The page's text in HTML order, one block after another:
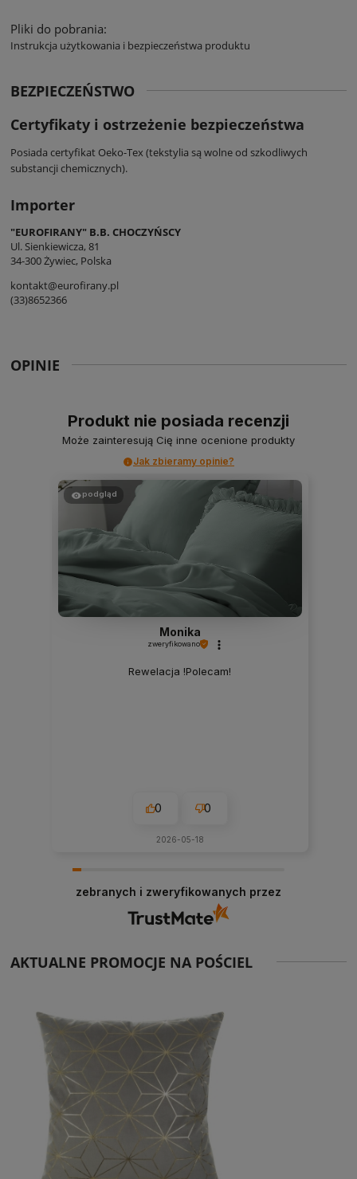
Pliki do pobrania:
Instrukcja użytkowania i bezpieczeństwa produktu
BEZPIECZEŃSTWO
Certyfikaty i ostrzeżenie bezpieczeństwa
Posiada certyfikat Oeko-Tex (tekstylia są wolne od szkodliwych
substancji chemicznych).
Importer
"EUROFIRANY" B.B. CHOCZYŃSCY
Ul. Sienkiewicza, 81
34-300 Żywiec, Polska
kontakt@eurofirany.pl
(33)8652366
OPINIE
Produkt nie posiada recenzji
Może zainteresują Cię inne ocenione produkty
Jak zbieramy opinie?
podgląd
Monika
zweryfikowano
Rewelacja !Polecam!
0 0
2026-05-18
zebranych i zweryfikowanych przez
AKTUALNE PROMOCJE NA POŚCIEL